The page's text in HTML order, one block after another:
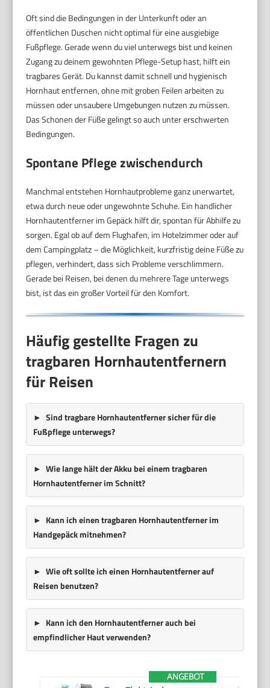
Oft sind die Bedingungen in der Unterkunft oder an
öffentlichen Duschen nicht optimal für eine ausgiebige
Fußpflege. Gerade wenn du viel unterwegs bist und keinen
Zugang zu deinem gewohnten Pflege-Setup hast, hilft ein
tragbares Gerät. Du kannst damit schnell und hygienisch
Hornhaut entfernen, ohne mit groben Feilen arbeiten zu
müssen oder unsaubere Umgebungen nutzen zu müssen.
Das Schonen der Füße gelingt so auch unter erschwerten
Bedingungen.
Spontane Pflege zwischendurch
Manchmal entstehen Hornhautprobleme ganz unerwartet,
etwa durch neue oder ungewohnte Schuhe. Ein handlicher
Hornhautentferner im Gepäck hilft dir, spontan für Abhilfe zu
sorgen. Egal ob auf dem Flughafen, im Hotelzimmer oder auf
dem Campingplatz – die Möglichkeit, kurzfristig deine Füße zu
pflegen, verhindert, dass sich Probleme verschlimmern.
Gerade bei Reisen, bei denen du mehrere Tage unterwegs
bist, ist das ein großer Vorteil für den Komfort.
Häufig gestellte Fragen zu
tragbaren Hornhautentfernern
für Reisen
Sind tragbare Hornhautentferner sicher für die
Fußpflege unterwegs?
Wie lange hält der Akku bei einem tragbaren
Hornhautentferner im Schnitt?
Kann ich einen tragbaren Hornhautentferner im
Handgepäck mitnehmen?
Wie oft sollte ich einen Hornhautentferner auf
Reisen benutzen?
Kann ich den Hornhautentferner auch bei
empfindlicher Haut verwenden?
ANGEBOT